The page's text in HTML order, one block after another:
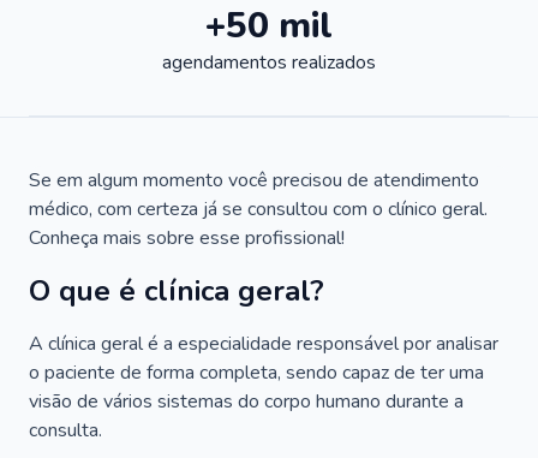
+50 mil
agendamentos realizados
Se em algum momento você precisou de atendimento
médico, com certeza já se consultou com o clínico geral.
Conheça mais sobre esse profissional!
O que é clínica geral?
A clínica geral é a especialidade responsável por analisar
o paciente de forma completa, sendo capaz de ter uma
visão de vários sistemas do corpo humano durante a
consulta.